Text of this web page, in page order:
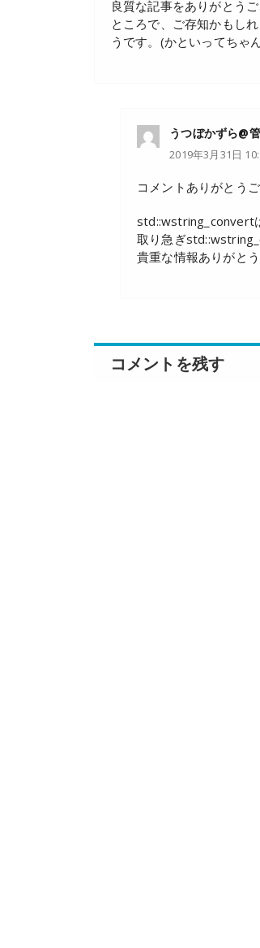
良質な記事をありがとう
ところで、ご存知かもし
うです。(かといってちゃ
うつぼかずら@
2019年3月31日
コメントありがとうご
std::wstring_convert
取り急ぎ
貴重な情報ありがとう
コメントを残す